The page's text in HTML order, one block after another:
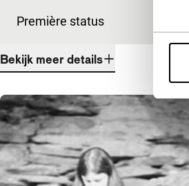
Première status
Bekijk meer details